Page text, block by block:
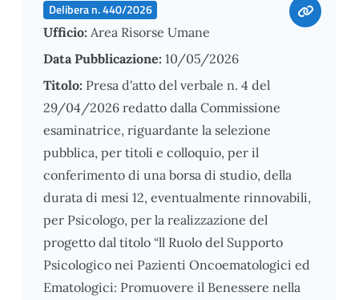
Delibera n. 440/2026
Ufficio: Area Risorse Umane
Data Pubblicazione: 10/05/2026
Titolo: Presa d'atto del verbale n. 4 del
29/04/2026 redatto dalla Commissione
esaminatrice, riguardante la selezione
pubblica, per titoli e colloquio, per il
conferimento di una borsa di studio, della
durata di mesi 12, eventualmente rinnovabili,
per Psicologo, per la realizzazione del
progetto dal titolo “ll Ruolo del Supporto
Psicologico nei Pazienti Oncoematologici ed
Ematologici: Promuovere il Benessere nella